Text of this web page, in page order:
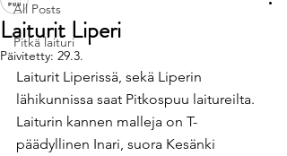
All Posts
Pitkä laituri
Laiturit Liperi
Päivitetty: 29.3.
Laiturit Liperissä, sekä Liperin
lähikunnissa saat Pitkospuu laitureilta.
Laiturin kannen malleja on T-
päädyllinen Inari, suora Kesänki